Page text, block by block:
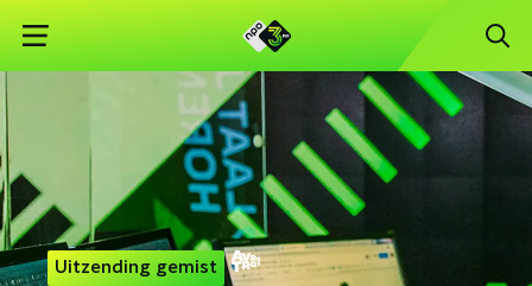
Uitzending gemist